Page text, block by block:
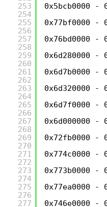
253
254
255
256
257
258
259
260
261
262
263
264
265
266
267
268
269
270
271
272
273
274
275
276
277
0x5bcb0000 -
0x77bf0000 -
0x76bd0000 -
0x6d280000 -
0x6d7b0000
0x6d320000 -
0x6d7f0000 -
0x6d000000 -
0x72fb0000 -
0x774c0000 -
0x773b0000 -
0x77ea0000 -
0x746e0000 -